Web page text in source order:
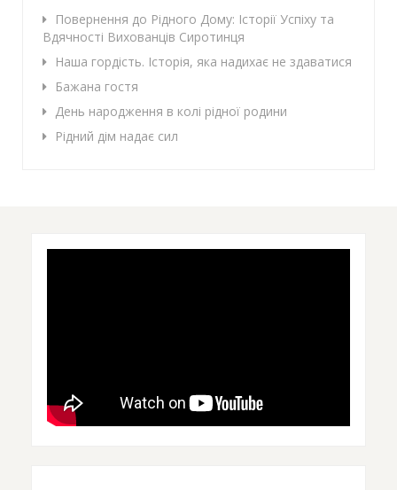
Повернення до Рідного Дому: Історії Успіху та
Вдячності Вихованців Сиротинця
Наша гордість. Історія, яка надихає не здаватися
Бажана гостя
День народження в колі рідної родини
Рідний дім надає сил